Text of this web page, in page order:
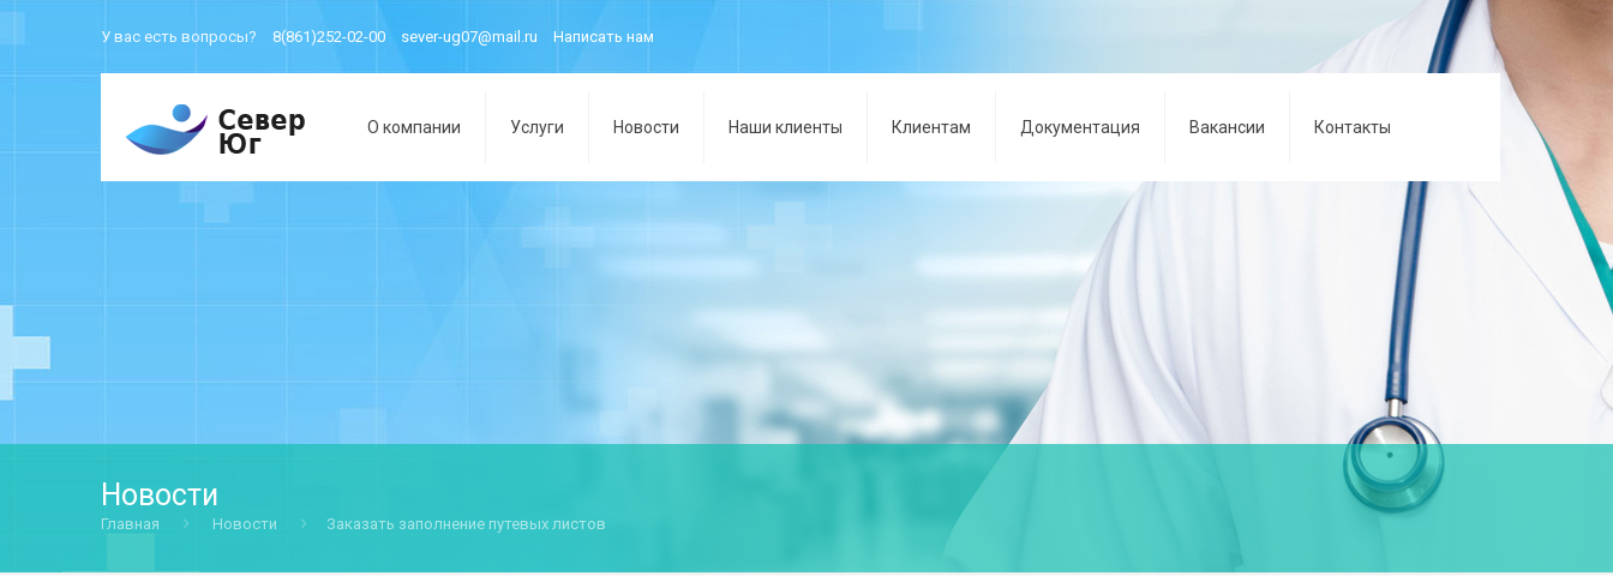
У вас есть вопросы? 8(861)252-02-00 sever-ug07@mail.ru Написать нам
О компании Услуги Новости Наши клиенты Клиентам Документация Вакансии Контакты
Новости
Главная Новости Заказать заполнение путевых листов